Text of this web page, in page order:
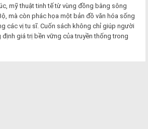
mỹ thuật tinh tế từ vùng đồng bằng sông
mà còn phác họa một bản đồ văn hóa sống
các vị tu sĩ. Cuốn sách không chỉ giúp người
giá trị bền vững của truyền thống trong